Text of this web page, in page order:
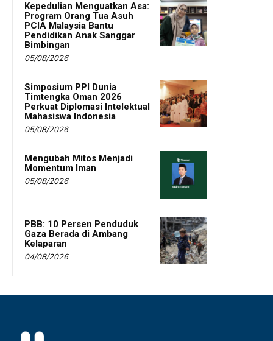
Kepedulian Menguatkan Asa:
Program Orang Tua Asuh
PCIA Malaysia Bantu
Pendidikan Anak Sanggar
Bimbingan
05/08/2026
Simposium PPI Dunia
Timtengka Oman 2026
Perkuat Diplomasi Intelektual
Mahasiswa Indonesia
05/08/2026
Mengubah Mitos Menjadi
Momentum Iman
05/08/2026
PBB: 10 Persen Penduduk
Gaza Berada di Ambang
Kelaparan
04/08/2026